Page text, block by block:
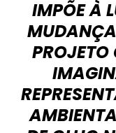
IMPÕE À